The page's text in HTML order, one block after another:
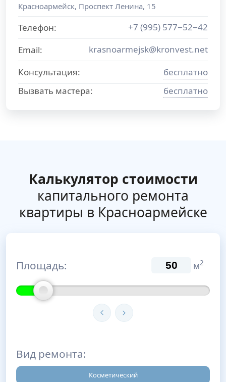
Красноармейск, Проспект Ленина, 15
Телефон:
+7 (995) 577−52−42
Email:
krasnoarmejsk@kronvest.net
Консультация:
бесплатно
Вызвать мастера:
бесплатно
Калькулятор стоимости
капитального ремонта
квартиры в Красноармейске
Площадь: м2
Вид ремонта:
Косметический